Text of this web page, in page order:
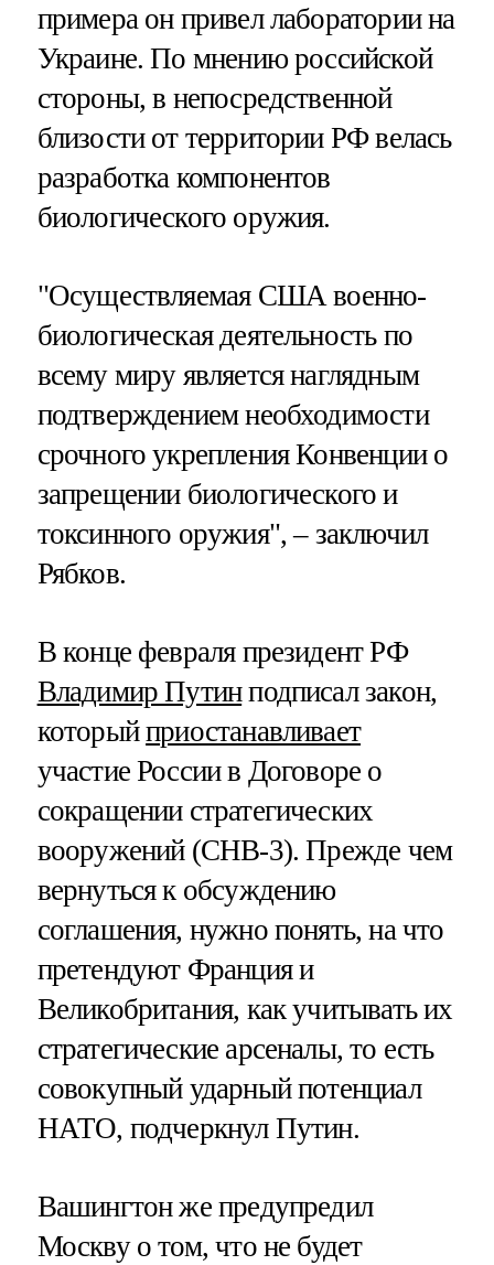
примера он привел лаборатории на
Украине. По мнению российской
стороны, в непосредственной
близости от территории РФ велась
разработка компонентов
биологического оружия.
"Осуществляемая США военно-
биологическая деятельность по
всему миру является наглядным
подтверждением необходимости
срочного укрепления Конвенции о
запрещении биологического и
токсинного оружия", – заключил
Рябков.
В конце февраля президент РФ
Владимир Путинподписал закон,
которыйприостанавливает
участие России в Договоре о
сокращении стратегических
вооружений (СНВ-3). Прежде чем
вернуться к обсуждению
соглашения, нужно понять, на что
претендуют Франция и
Великобритания, как учитывать их
стратегические арсеналы, то есть
совокупный ударный потенциал
НАТО, подчеркнул Путин.
Вашингтон же предупредил
Москву о том, что не будет